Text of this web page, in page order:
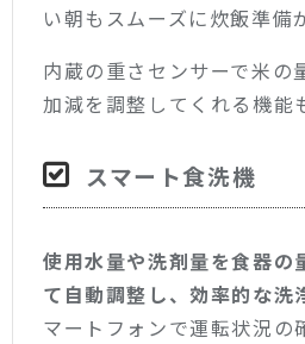
い朝もスムーズに炊飯準備
内蔵の重さセンサーで米の
加減を調整してくれる機能
スマート食洗機
使用水量や洗剤量を食器の
て自動調整し、効率的な洗
マートフォンで運転状況の